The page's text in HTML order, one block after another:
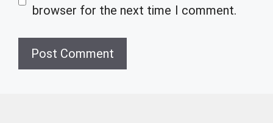
browser for the next time I comment.